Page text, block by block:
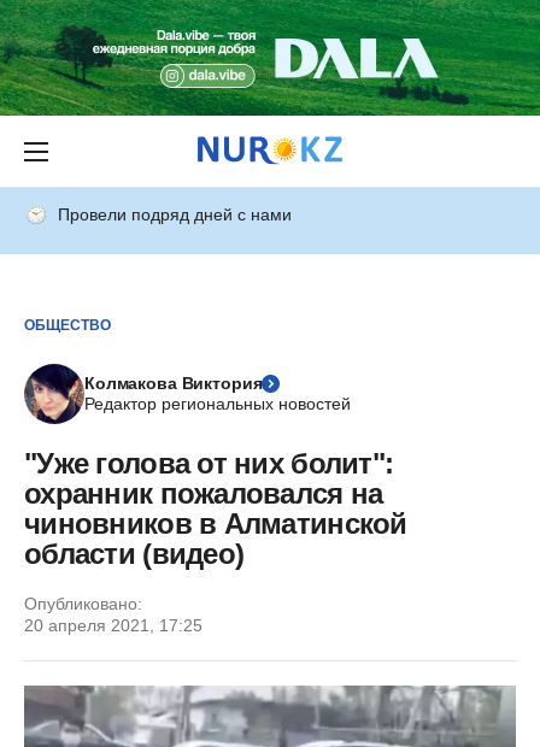
Провели подряд дней с нами
ОБЩЕСТВО
Колмакова Виктория
Редактор региональных новостей
"Уже голова от них болит":
охранник пожаловался на
чиновников в Алматинской
области (видео)
Опубликовано:
20 апреля 2021, 17:25